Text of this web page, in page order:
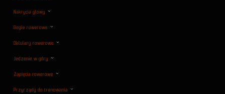
Nakrycia głowy
Gogle rowerowe
Oklulary rowerowe
Jedzenie w góry
Zapięcia rowerowe
Przyrządy do trenowania